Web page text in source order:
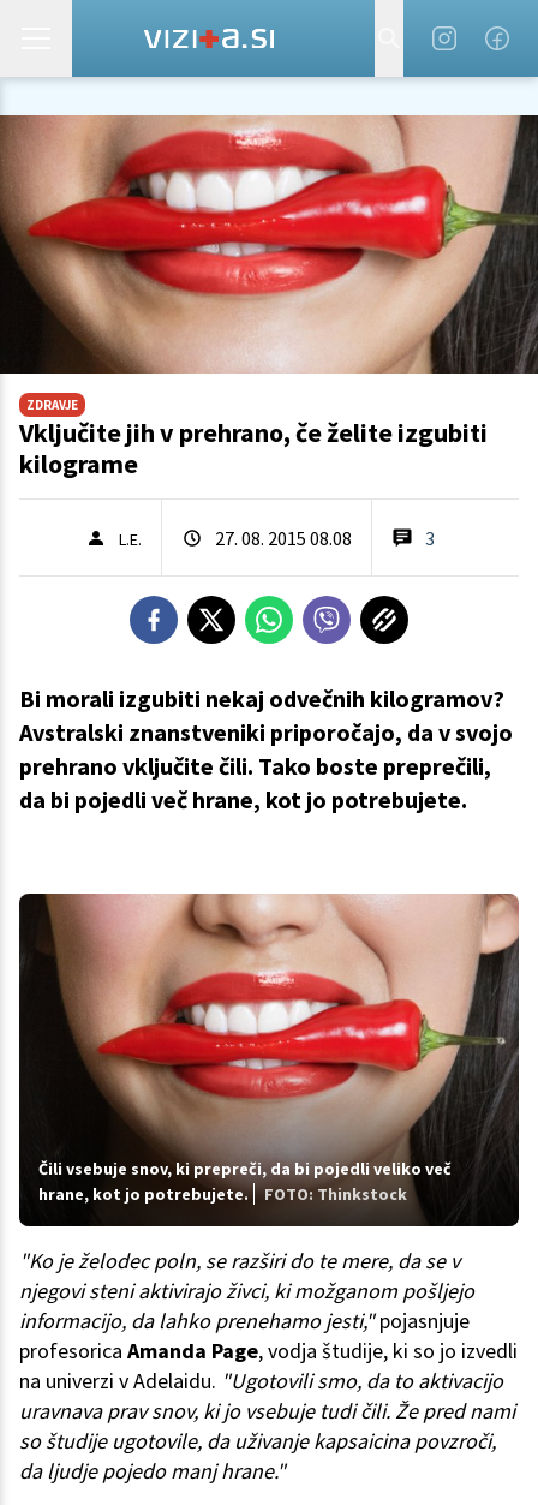
ZDRAVJE
Vključite jih v prehrano, če želite izgubiti
kilograme
L.E. 27. 08. 2015 08.08 3
Bi morali izgubiti nekaj odvečnih kilogramov?
Avstralski znanstveniki priporočajo, da v svojo
prehrano vključite čili. Tako boste preprečili,
da bi pojedli več hrane, kot jo potrebujete.
Čili vsebuje snov, ki prepreči, da bi pojedli veliko več
hrane, kot jo potrebujete.
FOTO: Thinkstock
"Ko je želodec poln, se razširi do te mere, da se v
njegovi steniaktivirajoživci, ki možganom pošljejo
informacijo, da lahko prenehamo jesti,"pojasnjuje
profesorica Amanda Page, vodja študije, ki so jo izvedli
na univerzi v Adelaidu. "Ugotovili smo, da to aktivacijo
uravnava prav snov, ki jo vsebuje tudi čili. Že pred nami
so študije ugotovile, da uživanje kapsaicina povzroči,
da ljudje pojedo manj hrane."